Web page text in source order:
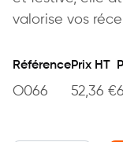
valorise vos
Référence
O066
Prix HT
52,36 €